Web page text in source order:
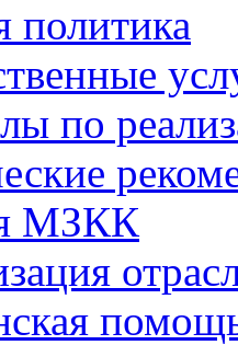
политика
по
МЗКК